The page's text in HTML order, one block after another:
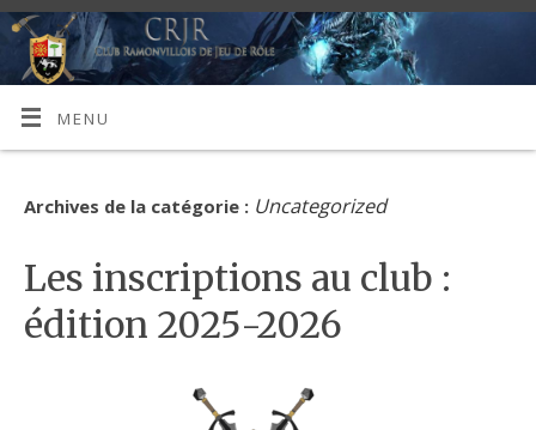
MENU
Archives de la catégorie : Uncategorized
Les inscriptions au club :
édition 2025-2026